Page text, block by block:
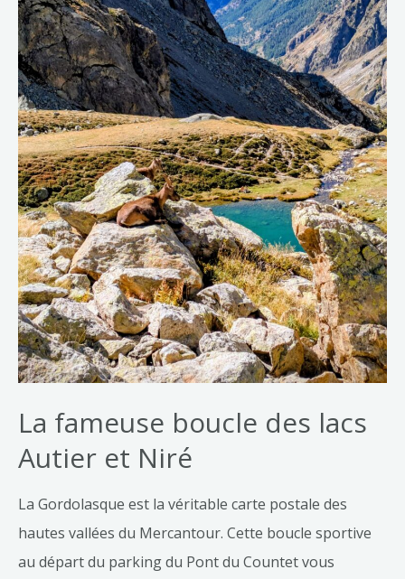
La fameuse boucle des lacs
Autier et Niré
La Gordolasque est la véritable carte postale des
hautes vallées du Mercantour. Cette boucle sportive
au départ du parking du Pont du Countet vous